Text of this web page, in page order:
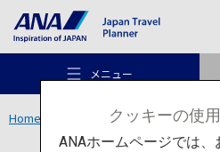
メニュー
Home 九州エリア 屋久島
クッキーの使
ANAホームページでは、